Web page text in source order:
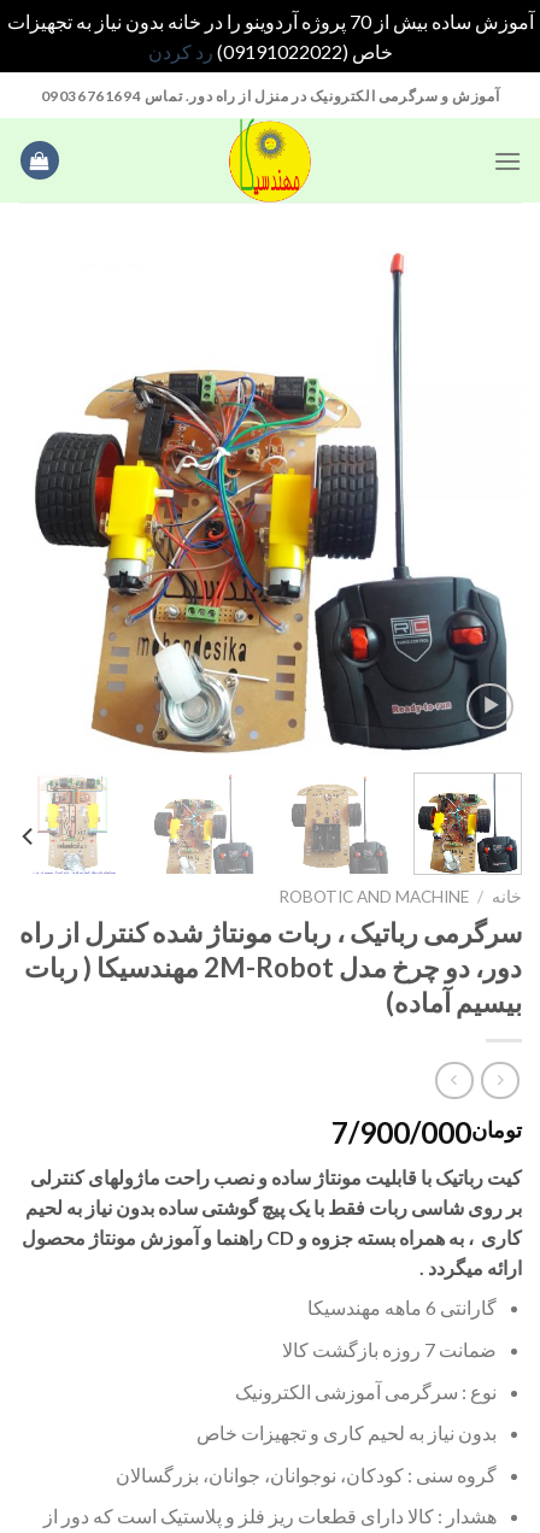
آموزش ساده بیش از 70 پروژه آردوینو را در خانه بدون نیاز به تجهیزات
خاص (09191022022)
رد کردن
to
آموزش و سرگرمی الکترونیک در منزل از راه دور. تماس 09036761694
خانه /
ROBOTIC AND MACHINE
سرگرمی رباتیک ، ربات مونتاژ شده کنترل از راه
دور، دو چرخ مدل 2M-Robot مهندسیکا ( ربات
بیسیم آماده)
تومان7/900/000
کیت رباتیک با قابلیت مونتاژ ساده و نصب راحت ماژولهای کنترلی
بر روی شاسی ربات فقط با یک پیچ گوشتی ساده بدون نیاز به لحیم
کاری ، به همراه بسته جزوه و CD راهنما و آموزش مونتاژ محصول
ارائه میگردد .
گارانتی 6 ماهه مهندسیکا
ضمانت 7 روزه بازگشت کالا
نوع : سرگرمی آموزشی الکترونیک
بدون نیاز به لحیم کاری و تجهیزات خاص
گروه سنی : کودکان، نوجوانان، جوانان، بزرگسالان
هشدار : کالا دارای قطعات ریز فلز و پلاستیک است که دور از